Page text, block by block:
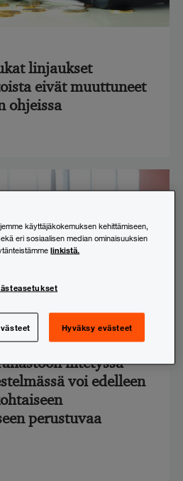
linjaukset
eivät muuttuneet
ohjeissa
liitetyssä
voi edelleen
perustuvaa
käyttäjäkokemuksen kehittämiseen,
eri sosiaalisen median ominaisuuksien
linkistä.
Hyväksy evästeet